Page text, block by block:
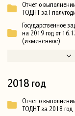
Отчет о
ТОДНТ за I
Государственное
на 2019 год от
(изменённое)
2018 год
Отчет о
ТОДНТ за 2018 год